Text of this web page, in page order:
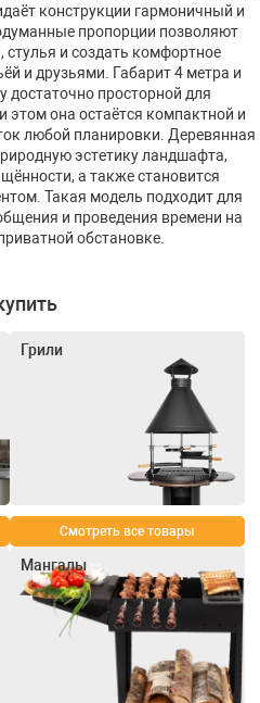
конструкции гармоничный и
пропорции позволяют
стулья и создать комфортное
и друзьями. Габарит 4 метра и
достаточно просторной для
этом она остаётся компактной и
любой планировки. Деревянная
эстетику ландшафта,
а также становится
Такая модель подходит для
и проведения времени на
обстановке.
Грили
Смотреть все товары
Мангалы